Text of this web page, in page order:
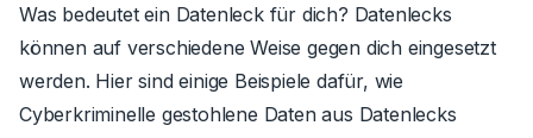
Was bedeutet ein Datenleck für dich? Datenlecks
können auf verschiedene Weise gegen dich eingesetzt
werden. Hier sind einige Beispiele dafür, wie
Cyberkriminelle gestohlene Daten aus Datenlecks